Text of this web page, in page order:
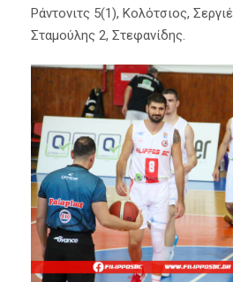
Ράντονιτς 5(1), Κολότσιος,
Σταμούλης 2, Στεφανίδης.